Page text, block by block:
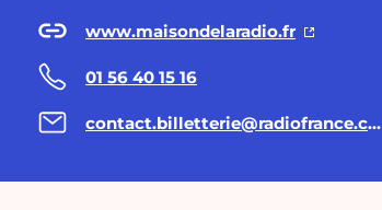
www.maisondelaradio.fr
01 56 40 15 16
contact.billetterie@radiofrance.com